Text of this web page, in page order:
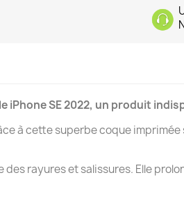
iPhone SE 2022, un produit
à cette superbe coque
rayures et salissures. Elle